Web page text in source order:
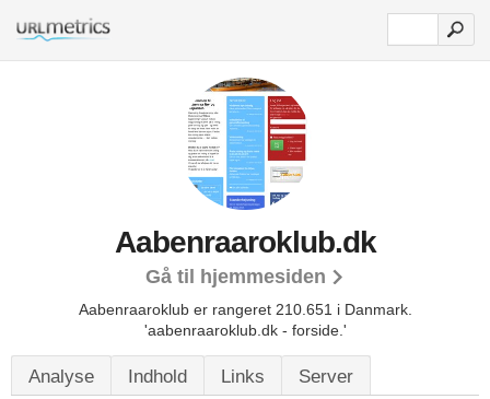
Aabenraaroklub.dk
Gå til hjemmesiden
Aabenraaroklub er rangeret 210.651 i Danmark.
'aabenraaroklub.dk - forside.'
Analyse Indhold Links Server